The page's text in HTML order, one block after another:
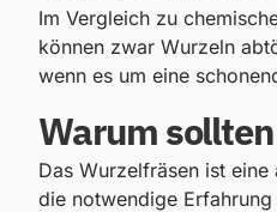
Im Vergleich zu
können zwar Wurzeln
wenn es um eine
Warum
Das Wurzelfräsen ist
die notwendige